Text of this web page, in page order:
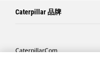
Caterpillar 品牌
Caterpillar.com